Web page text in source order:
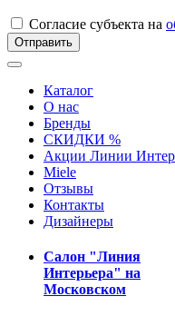
Согласие субъекта на
Отправить
Каталог
О нас
Бренды
СКИДКИ %
Акции Линии
Miele
Отзывы
Контакты
Дизайнеры
Салон "Линия
Интерьера" на
Московском